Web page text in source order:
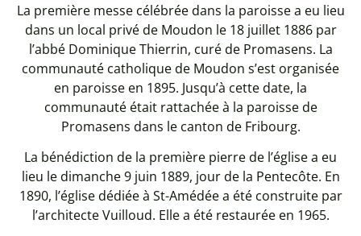
La première messe célébrée dans la paroisse a eu lieu
dans un local privé de Moudon le 18 juillet 1886 par
l’abbé Dominique Thierrin, curé de Promasens. La
communauté catholique de Moudon s’est organisée
en paroisse en 1895. Jusqu’à cette date, la
communauté était rattachée à la paroisse de
Promasens dans le canton de Fribourg.
La bénédiction de la première pierre de l’église a eu
lieu le dimanche 9 juin 1889, jour de la Pentecôte. En
1890, l’église dédiée à St-Amédée a été construite par
l’architecte Vuilloud. Elle a été restaurée en 1965.